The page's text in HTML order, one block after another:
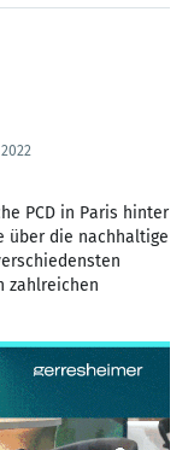
PCD in Paris hinter
über die nachhaltige
zahlreichen